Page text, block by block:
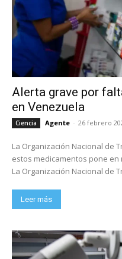
Alerta grave por
en Venezuela
Ciencia Agente - 26 febrero
La Organización Nacional de
estos medicamentos pone
La Organización Nacional de
Leer más